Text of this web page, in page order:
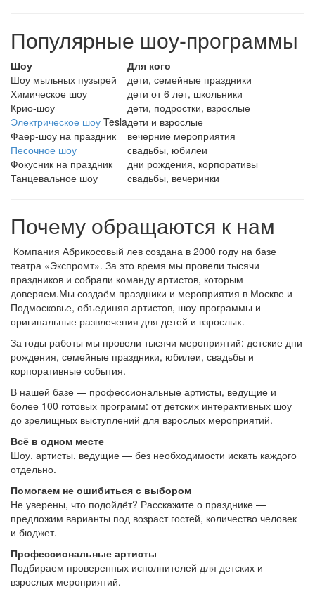
Популярные шоу-программы
Шоу
Для кого
Шоу мыльных пузырей
дети, семейные праздники
Химическое шоу
дети от 6 лет, школьники
Крио-шоу
дети, подростки, взрослые
Электрическое шоу Teslaдети и взрослые
Фаер-шоу на праздник
вечерние мероприятия
Песочное шоу
свадьбы, юбилеи
Фокусник на праздник
дни рождения, корпоративы
Танцевальное шоу
свадьбы, вечеринки
Почему обращаются к нам
Компания Абрикосовый лев создана в 2000 году на базе
театра «Экспромт». За это время мы провели тысячи
праздников и собрали команду артистов, которым
доверяем.Мы создаём праздники и мероприятия в Москве и
Подмосковье, объединяя артистов, шоу-программы и
оригинальные развлечения для детей и взрослых.
За годы работы мы провели тысячи мероприятий: детские дни
рождения, семейные праздники, юбилеи, свадьбы и
корпоративные события.
В нашей базе — профессиональные артисты, ведущие и
более 100 готовых программ: от детских интерактивных шоу
до зрелищных выступлений для взрослых мероприятий.
Всё в одном месте
Шоу, артисты, ведущие — без необходимости искать каждого
отдельно.
Помогаем не ошибиться с выбором
Не уверены, что подойдёт? Расскажите о празднике —
предложим варианты под возраст гостей, количество человек
и бюджет.
Профессиональные артисты
Подбираем проверенных исполнителей для детских и
взрослых мероприятий.